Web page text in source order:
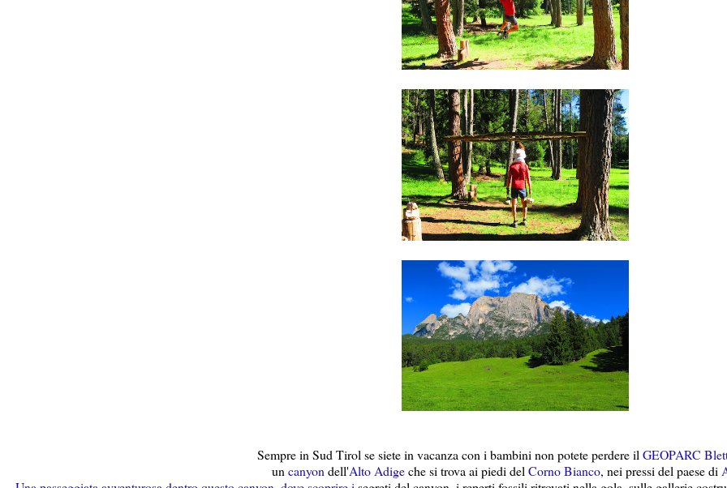
Sempre in Sud Tirol se siete in vacanza con i bambini non potete perdere ilGEOPARC
uncanyondell'Alto Adigeche si trova ai piedi delCorno Bianco, nei pressi del paese di